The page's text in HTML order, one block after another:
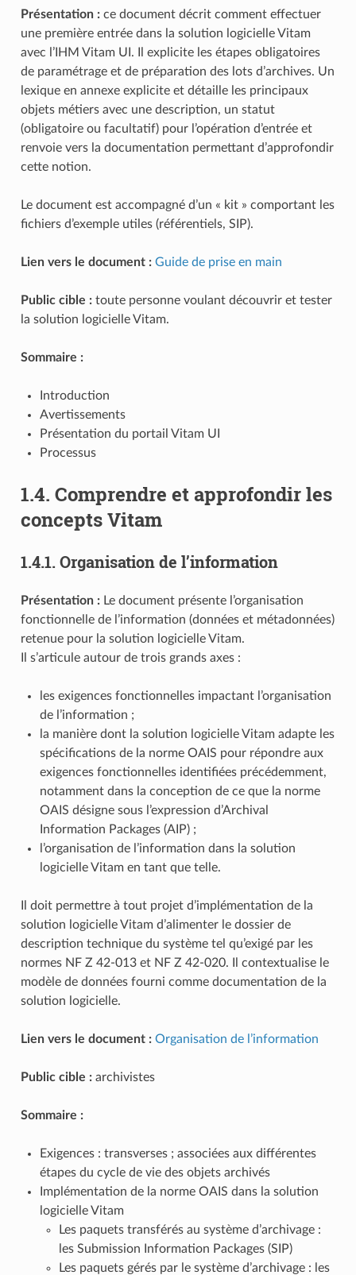
Présentation :ce document décrit comment effectuer
une première entrée dans la solution logicielle Vitam
avec l’IHM Vitam UI. Il explicite les étapes obligatoires
de paramétrage et de préparation des lots d’archives. Un
lexique en annexe explicite et détaille les principaux
objets métiers avec une description, un statut
(obligatoire ou facultatif) pour l’opération d’entrée et
renvoie vers la documentation permettant d’approfondir
cette notion.
Le document est accompagné d’un « kit » comportant les
fichiers d’exemple utiles (référentiels, SIP).
Lien vers le document : Guide de prise en main
Public cible :toute personne voulant découvrir et tester
la solution logicielle Vitam.
Sommaire :
Introduction
Avertissements
Présentation du portail Vitam UI
Processus
1.4. Comprendre et approfondir les
concepts Vitam
1.4.1. Organisation de l’information
Présentation :Le document présente l’organisation
fonctionnelle de l’information (données et métadonnées)
retenue pour la solution logicielle Vitam.
Il s’articule autour de trois grands axes :
les exigences fonctionnelles impactant l’organisation
de l’information ;
la manière dont la solution logicielle Vitam adapte les
spécifications de la norme OAIS pour répondre aux
exigences fonctionnelles identifiées précédemment,
notamment dans la conception de ce que la norme
OAIS désigne sous l’expression d’Archival
Information Packages (AIP) ;
l’organisation de l’information dans la solution
logicielle Vitam en tant que telle.
Il doit permettre à tout projet d’implémentation de la
solution logicielle Vitam d’alimenter le dossier de
description technique du système tel qu’exigé par les
normes NF Z 42‑013 et NF Z 42‑020. Il contextualise le
modèle de données fourni comme documentation de la
solution logicielle.
Lien vers le document : Organisation de l’information
Public cible :archivistes
Sommaire :
Exigences : transverses ; associées aux différentes
étapes du cycle de vie des objets archivés
Implémentation de la norme OAIS dans la solution
logicielle Vitam
Les paquets transférés au système d’archivage :
les Submission Information Packages (SIP)
Les paquets gérés par le système d’archivage : les